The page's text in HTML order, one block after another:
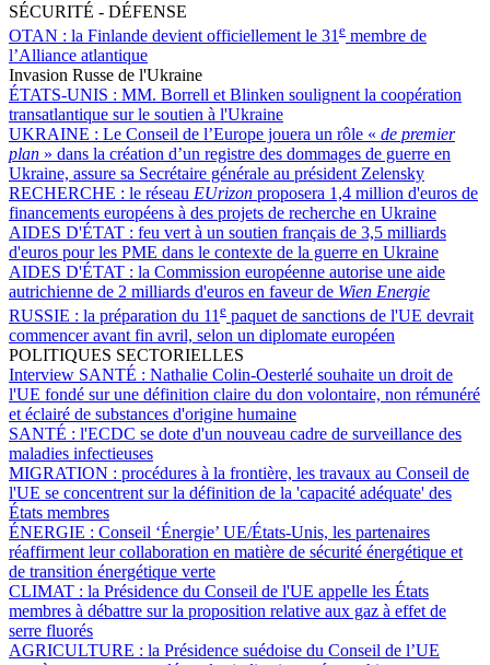
SÉCURITÉ - DÉFENSE
OTAN : la Finlande devient officiellement le 31 e membre de
l’Alliance atlantique
Invasion Russe de l'Ukraine
ÉTATS-UNIS : MM. Borrell et Blinken soulignent la coopération
transatlantique sur le soutien à l'Ukraine
UKRAINE : Le Conseil de l’Europe jouera un rôle « de premier
plan » dans la création d’un registre des dommages de guerre en
Ukraine, assure sa Secrétaire générale au président Zelensky
RECHERCHE : le réseau EUrizon proposera 1,4 million d'euros de
financements européens à des projets de recherche en Ukraine
AIDES D'ÉTAT : feu vert à un soutien français de 3,5 milliards
d'euros pour les PME dans le contexte de la guerre en Ukraine
AIDES D'ÉTAT : la Commission européenne autorise une aide
autrichienne de 2 milliards d'euros en faveur de Wien Energie
RUSSIE : la préparation du 11e paquet de sanctions de l'UE devrait
commencer avant fin avril, selon un diplomate européen
POLITIQUES SECTORIELLES
Interview SANTÉ : Nathalie Colin-Oesterlé souhaite un droit de
l'UE fondé sur une définition claire du don volontaire, non rémunéré
et éclairé de substances d'origine humaine
SANTÉ : l'ECDC se dote d'un nouveau cadre de surveillance des
maladies infectieuses
MIGRATION : procédures à la frontière, les travaux au Conseil de
l'UE se concentrent sur la définition de la 'capacité adéquate' des
États membres
ÉNERGIE : Conseil ‘Énergie’ UE/États-Unis, les partenaires
réaffirment leur collaboration en matière de sécurité énergétique et
de transition énergétique verte
CLIMAT : la Présidence du Conseil de l'UE appelle les États
membres à débattre sur la proposition relative aux gaz à effet de
serre fluorés
AGRICULTURE : la Présidence suédoise du Conseil de l’UE